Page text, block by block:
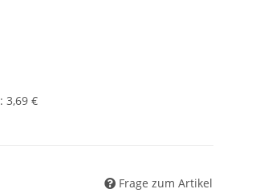
: 3,69 €
Frage zum Artikel